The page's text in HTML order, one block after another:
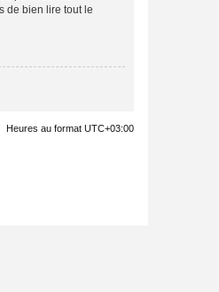
de bien lire tout le
Heures au format UTC+03:00